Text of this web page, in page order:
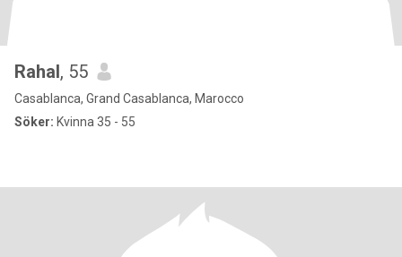
Rahal, 55
Casablanca, Grand Casablanca, Marocco
Söker: Kvinna 35 - 55